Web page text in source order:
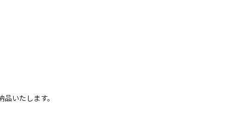
いたします。